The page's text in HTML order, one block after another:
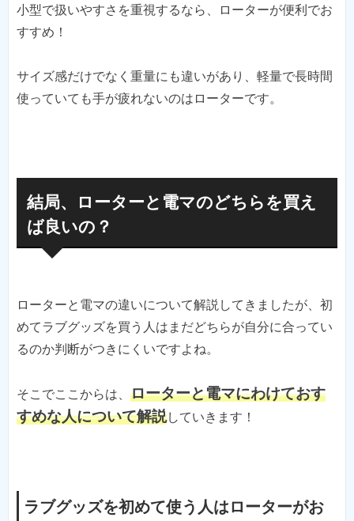
小型で扱いやすさを重視するなら、ローターが便利でお
すすめ！
サイズ感だけでなく重量にも違いがあり、軽量で長時間
使っていても手が疲れないのはローターです。
結局、ローターと電マのどちらを買え
ば良いの？
ローターと電マの違いについて解説してきましたが、初
めてラブグッズを買う人はまだどちらが自分に合ってい
るのか判断がつきにくいですよね。
そこでここからは、 ローターと電マにわけておす
すめな人について解説していきます！
ラブグッズを初めて使う人はローターがお